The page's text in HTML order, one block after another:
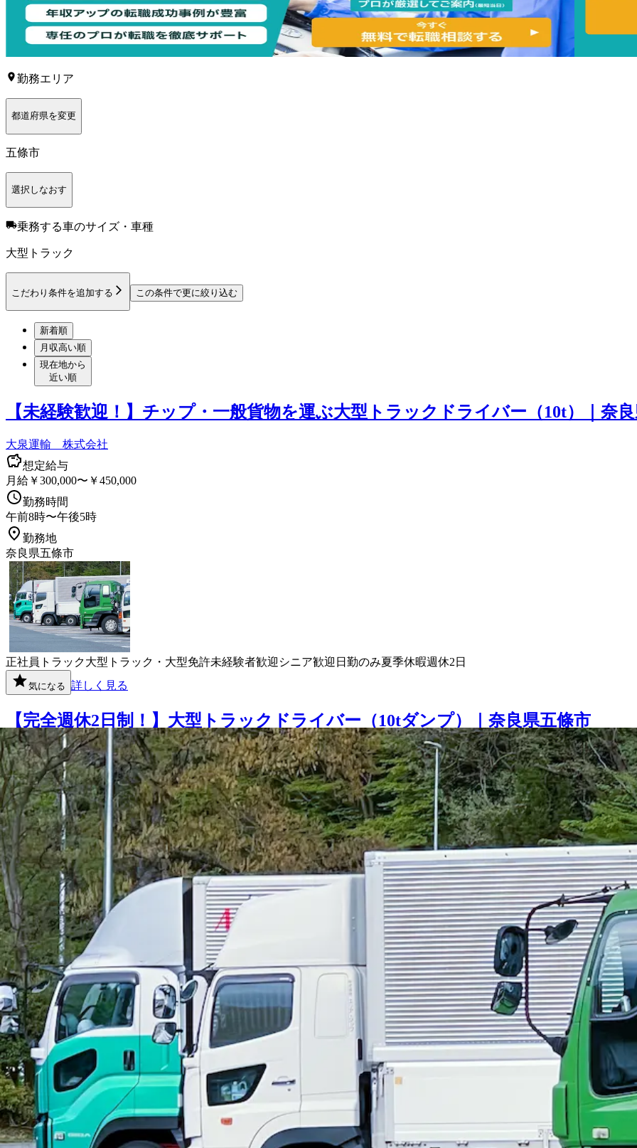
勤務エリア
都道府県を変更
五條市
選択しなおす
乗務する車のサイズ・車種
大型トラック
こだわり条件を追加する この条件で更に絞り込む
新着順
月収高い順
現在地から
近い順
【未経験歓迎！】チップ・一般貨物を運ぶ大型トラックドライバー（10t）｜奈
大泉運輸 株式会社
想定給与
月給￥300,000〜￥450,000
勤務時間
午前8時〜午後5時
勤務地
奈良県五條市
正社員 トラック大型トラック・大型免許未経験者歓迎 シニア歓迎 日勤のみ夏季休暇週休2日
気になる 詳しく見る
【完全週休2日制！】大型トラックドライバー（10tダンプ）｜奈良県五條市
丸山カーゴ株式会社
想定給与
月給￥246,000〜￥256,250
勤務時間
午前8時〜午後5時
勤務地
奈良県五條市
正社員建設トラック大型トラック・大型免許ダンプ日勤のみ夏季休暇週休2日土日休み
気になる 詳しく見る
【未経験歓迎！】大型トラックドライバー（10tダンプ）｜奈良県五條市
株式会社 ＴＲＳ 奈良営業所
想定給与
月給￥222,880〜￥371,381
勤務時間
午前7時〜午後5時